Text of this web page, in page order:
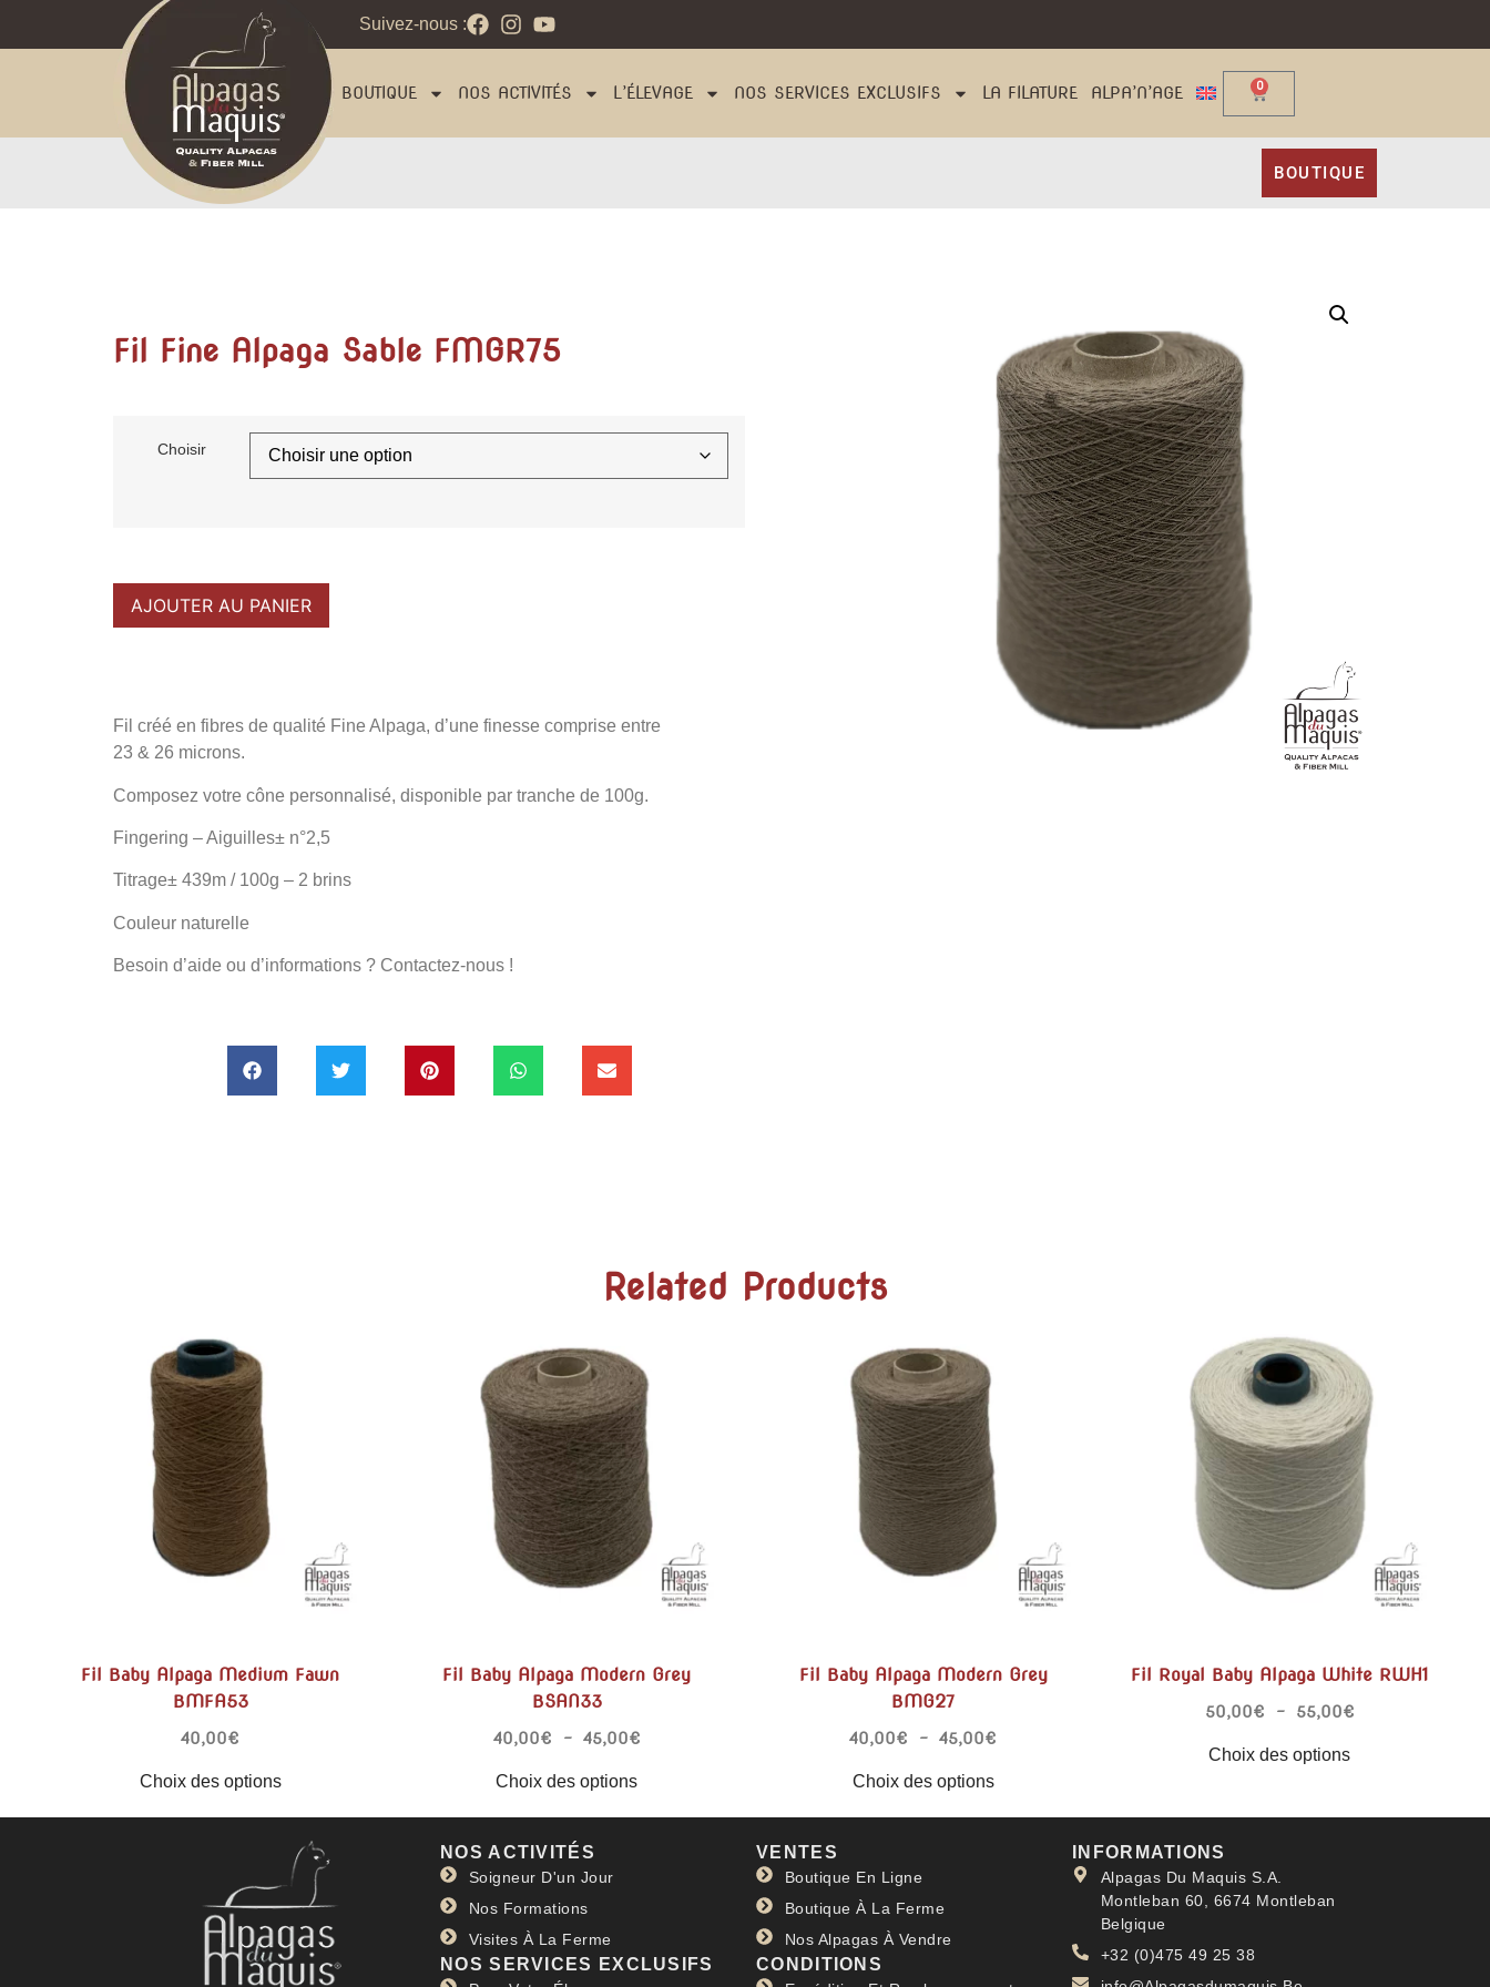
Suivez-nous :
BOUTIQUE NOS ACTIVITÉS L’ÉLEVAGE NOS SERVICES EXCLUSIFS LA FILATURE ALPA’N’AGE 0
BOUTIQUE
Fil Fine Alpaga Sable FMGR75
Choisir
AJOUTER AU PANIER
Fil créé en fibres de qualité Fine Alpaga, d’une finesse comprise entre
23 & 26 microns.
Composez votre cône personnalisé, disponible par tranche de 100g.
Fingering – Aiguilles± n°2,5
Titrage± 439m / 100g – 2 brins
Couleur naturelle
Besoin d’aide ou d’informations ? Contactez-nous !
Related Products
Fil Baby Alpaga Medium Fawn
BMFA53
40,00€
Choix des options
Fil Baby Alpaga Modern Grey
BSAN33
40,00€ – 45,00€
Choix des options
Fil Baby Alpaga Modern Grey
BMG27
40,00€ – 45,00€
Choix des options
Fil Royal Baby Alpaga White RWH1
50,00€ – 55,00€
Choix des options
NOS ACTIVITÉS
Soigneur D'un Jour
Nos Formations
Visites À La Ferme
NOS SERVICES EXCLUSIFS
VENTES
Boutique En Ligne
Boutique À La Ferme
Nos Alpagas À Vendre
CONDITIONS
INFORMATIONS
Alpagas Du Maquis S.A.
Montleban 60, 6674 Montleban
Belgique
+32 (0)475 49 25 38